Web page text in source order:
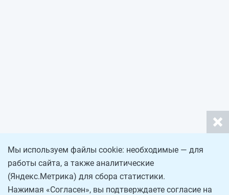
Мы используем файлы cookie: необходимые — для
работы сайта, а также аналитические
(Яндекс.Метрика) для сбора статистики.
Нажимая «Согласен», вы подтверждаете согласие на